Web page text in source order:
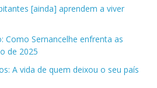
[ainda] aprendem a viver
Como Sernancelhe enfrenta as
de 2025
A vida de quem deixou o seu país